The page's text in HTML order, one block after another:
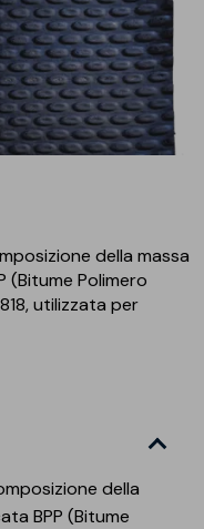
della massa
(Bitume Polimero
utilizzata per
della
BPP (Bitume